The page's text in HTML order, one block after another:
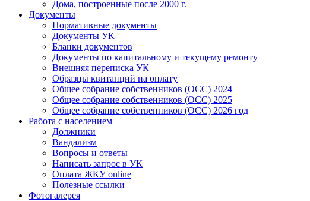
Дома, построенные после 2000 г.
Документы
Нормативные документы
Документы УК
Бланки документов
Документы по капитальному и текущему ремонту
Внешняя переписка УК
Образцы квитанций на оплату
Общее собрание собственников (ОСС) 2024
Общее собрание собственников (ОСС) 2025
Общее собрание собственников (ОСС) 2026 год
Работа с населением
Должники
Вандализм
Вопросы и ответы
Написать запрос в УК
Оплата ЖКУ online
Полезные ссылки
Фотогалерея